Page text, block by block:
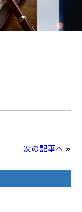
次の記事へ »